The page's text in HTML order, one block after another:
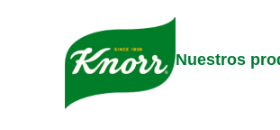
Skip to:
Nuestros